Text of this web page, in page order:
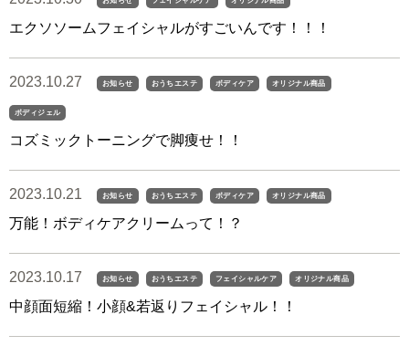
エクソソームフェイシャルがすごいんです！！！
2023.10.27 お知らせ おうちエステ ボディケア オリジナル商品
ボディジェル
コズミックトーニングで脚痩せ！！
2023.10.21 お知らせ おうちエステ ボディケア オリジナル商品
万能！ボディケアクリームって！？
2023.10.17 お知らせ おうちエステ フェイシャルケア オリジナル商品
中顔面短縮！小顔&若返りフェイシャル！！